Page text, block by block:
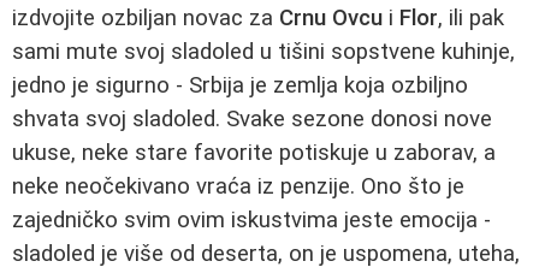
izdvojite ozbiljan novac za Crnu Ovcu i Flor, ili pak
sami mute svoj sladoled u tišini sopstvene kuhinje,
jedno je sigurno - Srbija je zemlja koja ozbiljno
shvata svoj sladoled. Svake sezone donosi nove
ukuse, neke stare favorite potiskuje u zaborav, a
neke neočekivano vraća iz penzije. Ono što je
zajedničko svim ovim iskustvima jeste emocija -
sladoled je više od deserta, on je uspomena, uteha,